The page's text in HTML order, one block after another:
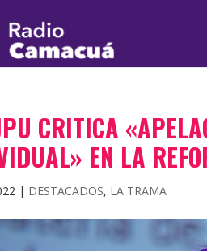
CRITICA
EN LA
| DESTACADOS, LA TRAMA